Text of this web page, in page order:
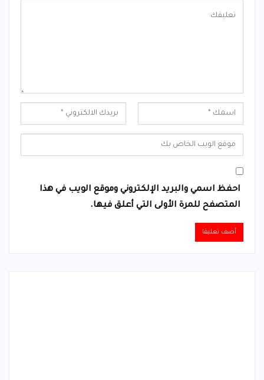
احفظ اسمي والبريد الإلكتروني وموقع الويب في هذا
المتصفح للمرة الأولى التي أعلق فيها.